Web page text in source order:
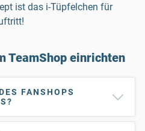
ist das i-Tüpfelchen für
TeamShop einrichten
FANSHOPS